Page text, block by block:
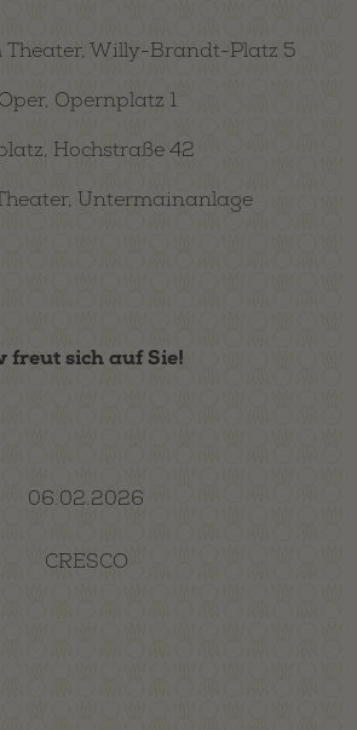
Theater, Willy-Brandt-Platz 5
Opernplatz 1
Hochstraße 42
Untermainanlage
freut sich auf Sie!
06.02.2026
CRESCO